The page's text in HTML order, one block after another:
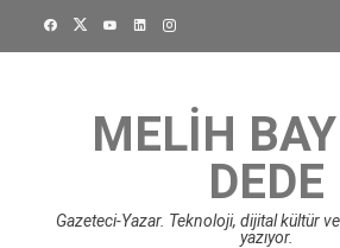
MELIH
DEDE
Gazeteci-Yazar. Teknoloji, dijital kültür
yazıyor.